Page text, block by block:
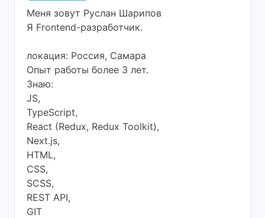
Меня зовут Руслан Шарипов
Я Frontend-разработчик.
локация: Россия, Самара
Опыт работы более 3 лет.
Знаю:
JS,
TypeScript,
React (Redux, Redux Toolkit),
Next.js,
HTML,
CSS,
SCSS,
REST API,
GIT